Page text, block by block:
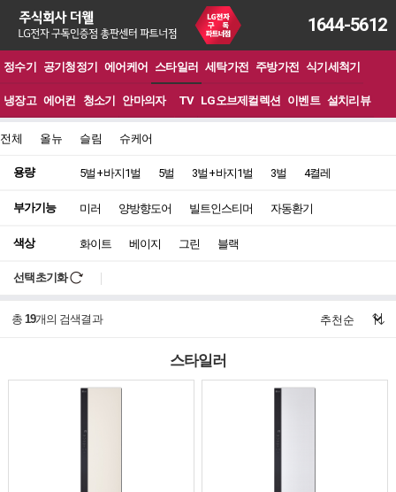
1644-5612
정수기 공기청정기 에어케어 스타일러 세탁가전 주방가전 식기세척기
냉장고 에어컨 청소기 안마의자 TV LG오브제컬렉션 이벤트 설치리뷰
전체 올뉴 슬림 슈케어
용량 5벌 + 바지1벌 5벌 3벌 + 바지1벌 3벌 4켤레
부가기능 미러 양방향도어 빌트인스티머 자동환기
색상 화이트 베이지 그린 블랙
선택초기화
총 19개의 검색결과
스타일러